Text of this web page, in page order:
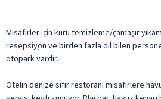
Misafirler için kuru temizleme/çamaşır
resepsiyon ve birden fazla dil bilen
otopark vardır.
Otelin denize sıfır restoranı misafirlere